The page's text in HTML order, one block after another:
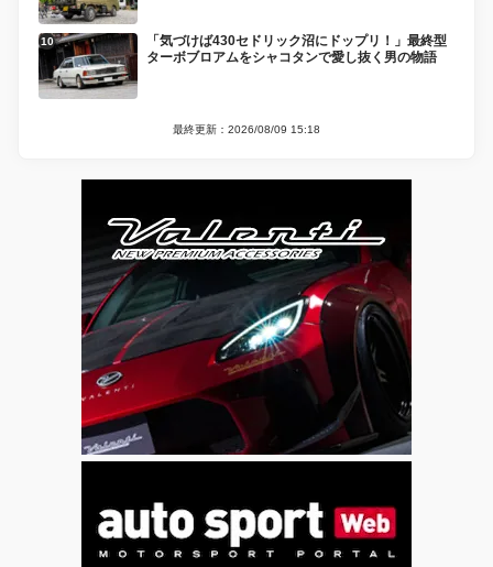
「気づけば430セドリック沼にドップリ！」最終型
ターボブロアムをシャコタンで愛し抜く男の物語
最終更新：2026/08/09 15:18